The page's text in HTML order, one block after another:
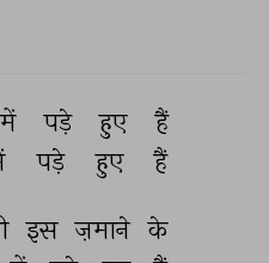
में पड़े हुए
हैं
पड़े हुए हैं
इस ज़माने के